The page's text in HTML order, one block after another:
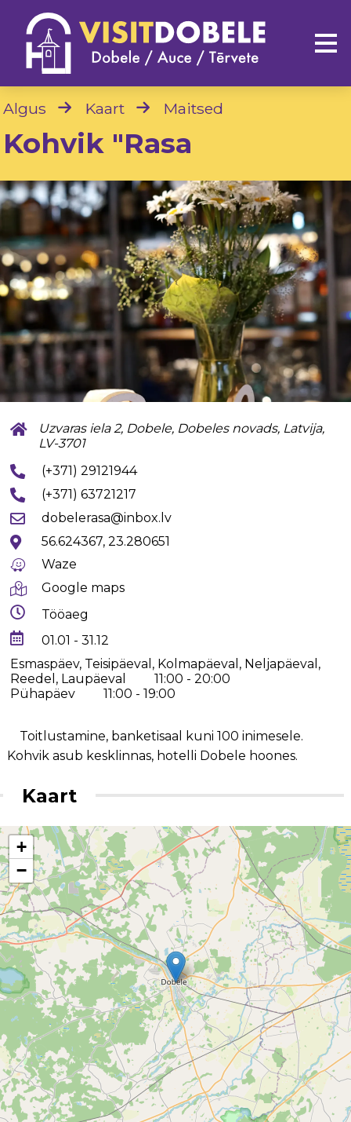
Algus Kaart Maitsed
Kohvik "Rasa
Uzvaras iela 2, Dobele, Dobeles novads, Latvija,
LV-3701
(+371) 29121944
(+371) 63721217
dobelerasa@inbox.lv
56.624367, 23.280651
Waze
Google maps
Tööaeg
01.01 - 31.12
Esmaspäev, Teisipäeval, Kolmapäeval, Neljapäeval,
Reedel, Laupäeval
11:00 - 20:00
Pühapäev
11:00 - 19:00
Toitlustamine, banketisaal kuni 100 inimesele.
Kohvik asub kesklinnas, hotelli Dobele hoones.
Kaart
+
−